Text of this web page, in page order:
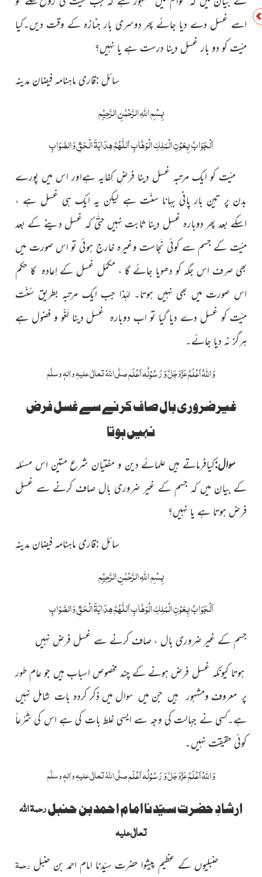
اسے غسل دے دیا جائے پھر دوسری بار جنازہ کے وقت دیں۔کیا
میّت کو دو بار غسل دینا درست ہے یا نہیں؟
سائل :قاری ماہنامہ فیضان مدینہ
بِسْمِ اللّٰہِ الرَّحْمٰنِ الرَّحِیْمِ
اَلْجَوَابُ بِعَوْنِ الْمَلِکِ الْوَھَّابِ اَللّٰھُمَّ ھِدَایَۃَ الْحَقِّ وَالصَّوَابِ
میّت کو ایک مرتبہ غسل دینا فرضِ کِفایہ ہےاور اس میں پورے
بدن پر تین بار پانی بہانا سنّت ہے لیکن یہ ایک ہی غسل ہے ،
اسکے بعد پھر دوبارہ غسل دینا ثابت نہیں حتّٰی کہ غسل دینے کے بعد
میّت کے جسم سے کوئی نَجاست وغیرہ خارج ہوئی تو اس صورت میں
بھی صرف اس جگہ کو دھویا جائے گا ، مکمّل غسل کے اِعادہ کا حکم
اس صورت میں بھی نہیں ہوتا۔ لہٰذا جب ایک مرتبہ بطریق سُنّت
میّت کو غسل دے دیا گیا تو اب دوبارہ غسل دینا لَغْو و فضول ہے
ہرگز نہ دیا جائے۔
وَاللہُ اَعْلَمُعَزَّوَجَلَّوَ رَسُوْلُہ اَعْلَمصلَّی اللّٰہُ تعالٰی علیہِ واٰلہٖ وسلَّم
غیرضروری بال صاف کرنے سے غسل فرض
نہیں ہوتا
سوال:کیافرماتے ہیں علمائے دین و مفتیان شرع متین اس مسئلہ
کے بیان میں کہ جسم کے غیر ضروری بال صاف کرنے سے غسل
فرض ہوتا ہے یا نہیں؟
سائل :قاری ماہنامہ فیضان مدینہ
بِسْمِ اللّٰہِ الرَّحْمٰنِ الرَّحِیْمِ
اَلْجَوَابُ بِعَوْنِ الْمَلِکِ الْوَھَّابِ اَللّٰھُمَّ ھِدَایَۃَ الْحَقِّ وَالصَّوَابِ
جسم کے غیر ضروری بال ، صاف کرنے سے غسل فرض نہیں
ہوتا کیونکہ غسل فرض ہونے کے چند مخصوص اسباب ہیں جو عام طور
پر معروف ومشہور ہیں جن میں سوال میں ذکر کردہ بات شامل نہیں
ہے۔کسی نے جہالت کی وجہ سے ایسی غلط بات کی ہے اس کی شَرْعاً
کوئی حقیقت نہیں۔
وَاللہُ اَعْلَمُعَزَّوَجَلَّوَ رَسُوْلُہ اَعْلَمصلَّی اللّٰہُ تعالٰی علیہِ واٰلہٖ وسلَّم
ارشادِ حضرت سیّدنا امام احمد بن حنبلرحمۃ اللہ
تعالٰی علیہ
حنبلیوں کے عظیم پیشوا حضرت سیّدنا امام احمد بن حنبل رحمۃ